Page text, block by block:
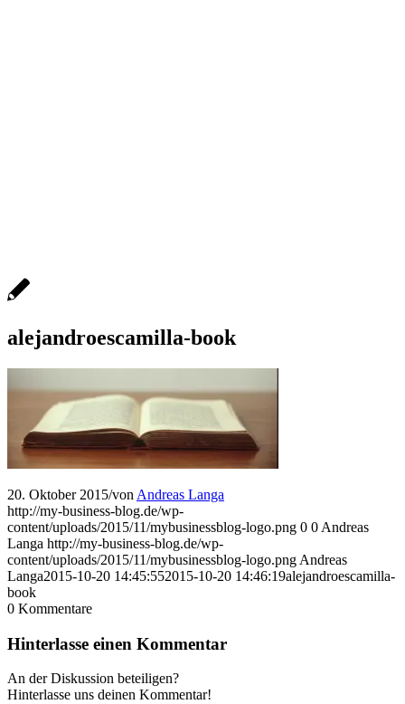
alejandroescamilla-book
20. Oktober 2015/von Andreas Langa
http://my-business-blog.de/wp-
content/uploads/2015/11/mybusinessblog-logo.png 0 0 Andreas
Langa http://my-business-blog.de/wp-
content/uploads/2015/11/mybusinessblog-logo.png Andreas
Langa2015-10-20 14:45:552015-10-20 14:46:19alejandroescamilla-
book
0 Kommentare
Hinterlasse einen Kommentar
An der Diskussion beteiligen?
Hinterlasse uns deinen Kommentar!